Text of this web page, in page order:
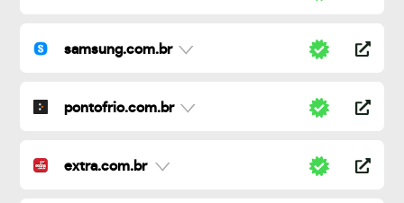
samsung.com.br
pontofrio.com.br
extra.com.br